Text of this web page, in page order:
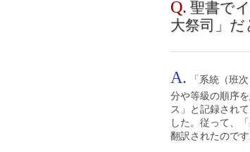
Q. 聖書で
大祭司」
A. 「系統（班
分や等級の順序
ス」と記録され
した。従って、
翻訳されたのです